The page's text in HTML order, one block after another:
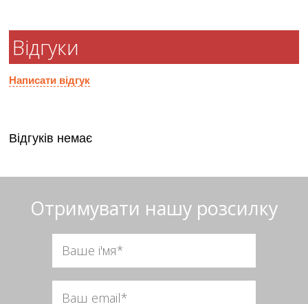
Відгуки
Написати відгук
Відгуків немає
Отримувати нашу розсилку